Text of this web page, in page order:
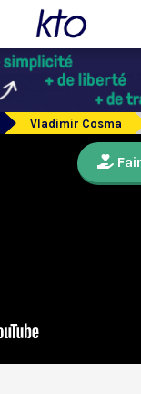
Vladimir Cosma